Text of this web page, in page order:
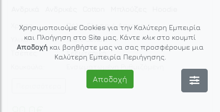
Χρήση:
Πόλη, Ελαφριά Άσκηση
Υλικό:
100% Cotton
1 εξωτερική
Χρησιμοποιούμε Cookies για την Καλύτερη Εμπειρία
και Πλοήγηση στο Site μας. Κάντε κλικ στο κουμπί
Αποδοχήκαι βοηθήστε μας να σας προσφέρουμε μια
Καλύτερη Εμπειρία Περιήγησης.
Αποδοχή